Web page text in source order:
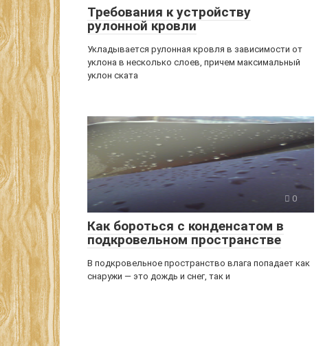
Требования к устройству
рулонной кровли
Укладывается рулонная кровля в зависимости от
уклона в несколько слоев, причем максимальный
уклон ската
0
Как бороться с конденсатом в
подкровельном пространстве
В подкровельное пространство влага попадает как
снаружи — это дождь и снег, так и